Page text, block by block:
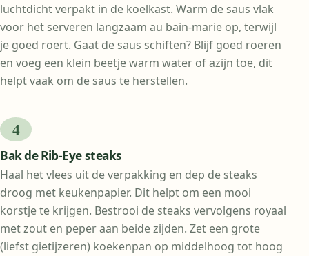
luchtdicht verpakt in de koelkast. Warm de saus vlak
voor het serveren langzaam au bain-marie op, terwijl
je goed roert. Gaat de saus schiften? Blijf goed roeren
en voeg een klein beetje warm water of azijn toe, dit
helpt vaak om de saus te herstellen.
Bak de Rib-Eye steaks
Haal het vlees uit de verpakking en dep de steaks
droog met keukenpapier. Dit helpt om een mooi
korstje te krijgen. Bestrooi de steaks vervolgens royaal
met zout en peper aan beide zijden. Zet een grote
(liefst gietijzeren) koekenpan op middelhoog tot hoog